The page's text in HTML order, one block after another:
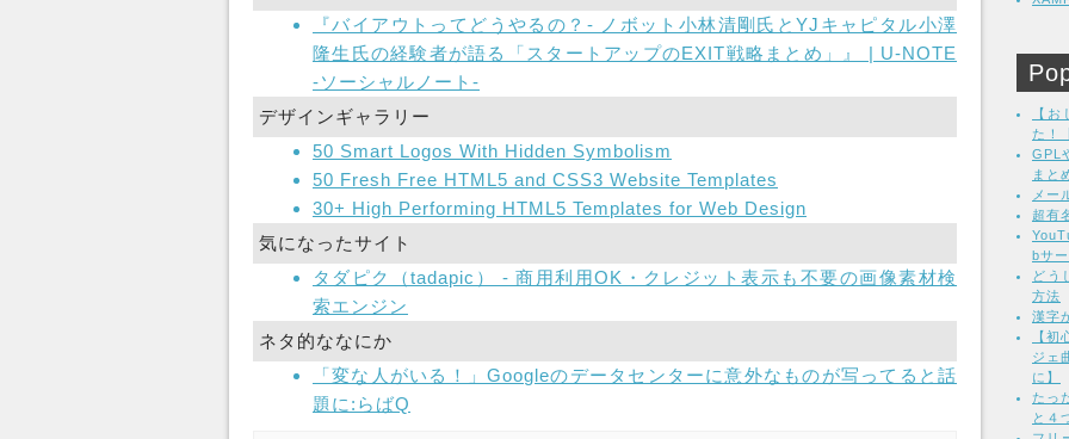
『バイアウトってどうやるの？- ノボット小林清剛氏とYJキャピタル小澤
隆生氏の経験者が語る「スタートアップのEXIT戦略まとめ」』 | U-NOTE
-ソーシャルノート-
デザインギャラリー
50 Smart Logos With Hidden Symbolism
50 Fresh Free HTML5 and CSS3 Website Templates
30+ High Performing HTML5 Templates for Web Design
気になったサイト
タダピク（tadapic） - 商用利用OK・クレジット表示も不要の画像素材検
索エンジン
ネタ的ななにか
「変な人がいる！」Googleのデータセンターに意外なものが写ってると話
題に:らばQ
【
た！
GPL
まと
メー
超有
bサ
どう
方法
漢字
【
ジェ
に】
たっ
と４